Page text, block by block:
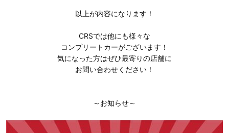
以上が内容になります！
CRSでは他にも様々な
コンプリートカーがございます！
気になった方はぜひ最寄りの店舗に
お問い合わせください！
～お知らせ～